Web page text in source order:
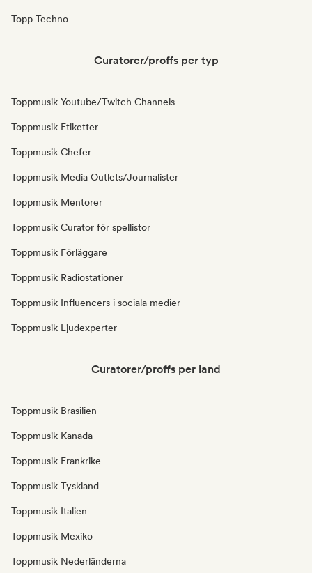
Topp Techno
Curatorer/proffs per typ
Toppmusik Youtube/Twitch Channels
Toppmusik Etiketter
Toppmusik Chefer
Toppmusik Media Outlets/Journalister
Toppmusik Mentorer
Toppmusik Curator för spellistor
Toppmusik Förläggare
Toppmusik Radiostationer
Toppmusik Influencers i sociala medier
Toppmusik Ljudexperter
Curatorer/proffs per land
Toppmusik Brasilien
Toppmusik Kanada
Toppmusik Frankrike
Toppmusik Tyskland
Toppmusik Italien
Toppmusik Mexiko
Toppmusik Nederländerna